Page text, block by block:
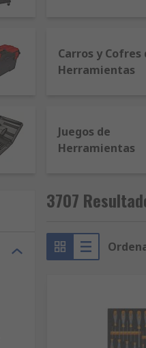
Carros y Cofres
Herramientas
Juegos de
Herramientas
3707